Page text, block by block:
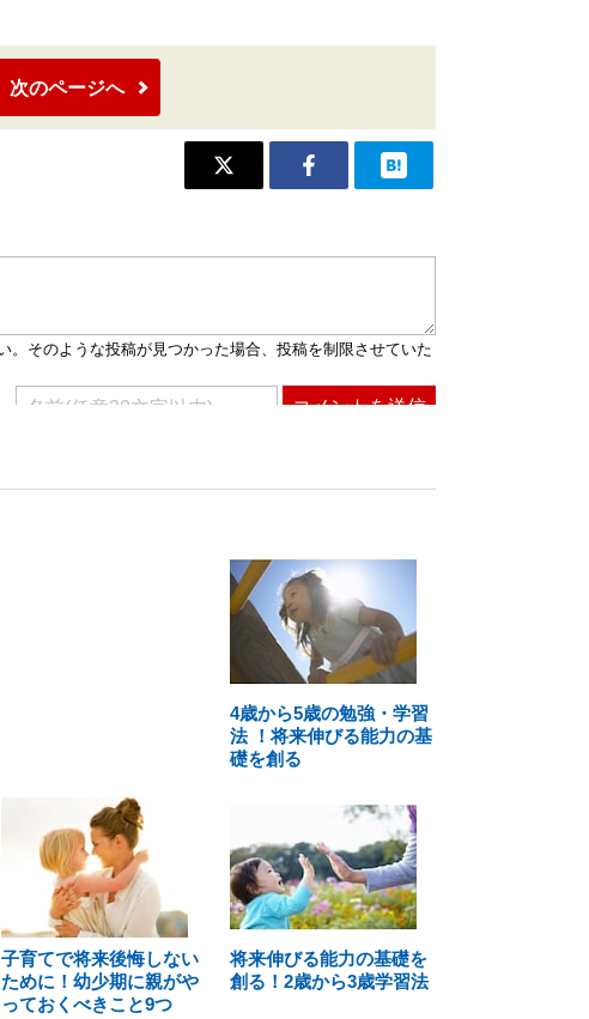
次のページへ
4歳から5歳の勉強・学習
法 ！将来伸びる能力の基
礎を創る
子育てで将来後悔しない
ために！幼少期に親がや
っておくべきこと9つ
将来伸びる能力の基礎を
創る！2歳から3歳学習法